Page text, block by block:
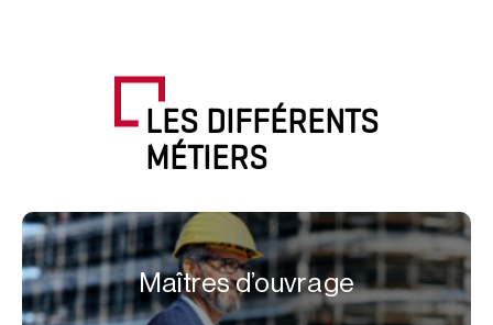
LES DIFFÉRENTS
MÉTIERS
Maîtres d’ouvrage